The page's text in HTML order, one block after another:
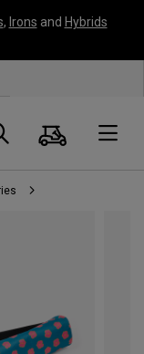
, Irons and Hybrids
Suche